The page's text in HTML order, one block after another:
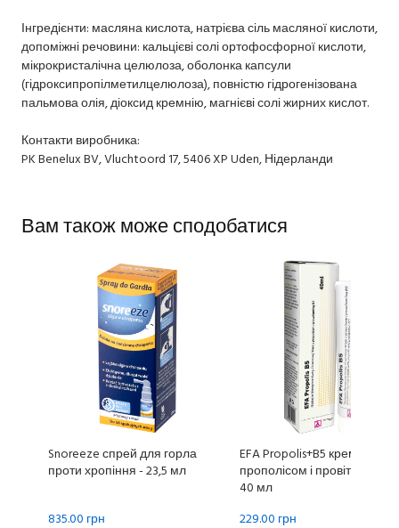
Інгредієнти: масляна кислота, натрієва сіль масляної кислоти,
допоміжні речовини: кальцієві солі ортофосфорної кислоти,
мікрокристалічна целюлоза, оболонка капсули
(гідроксипропілметилцелюлоза), повністю гідрогенізована
пальмова олія, діоксид кремнію, магнієві солі жирних кислот.
Контакти виробника:
PK Benelux BV, Vluchtoord 17, 5406 XP Uden, Нідерланди
Вам також може сподобатися
Snoreeze спрей для горла
проти хропіння - 23,5 мл
835.00 грн
EFA Propolis+B5 крем з
прополісом і провітаміном
40 мл
229.00 грн